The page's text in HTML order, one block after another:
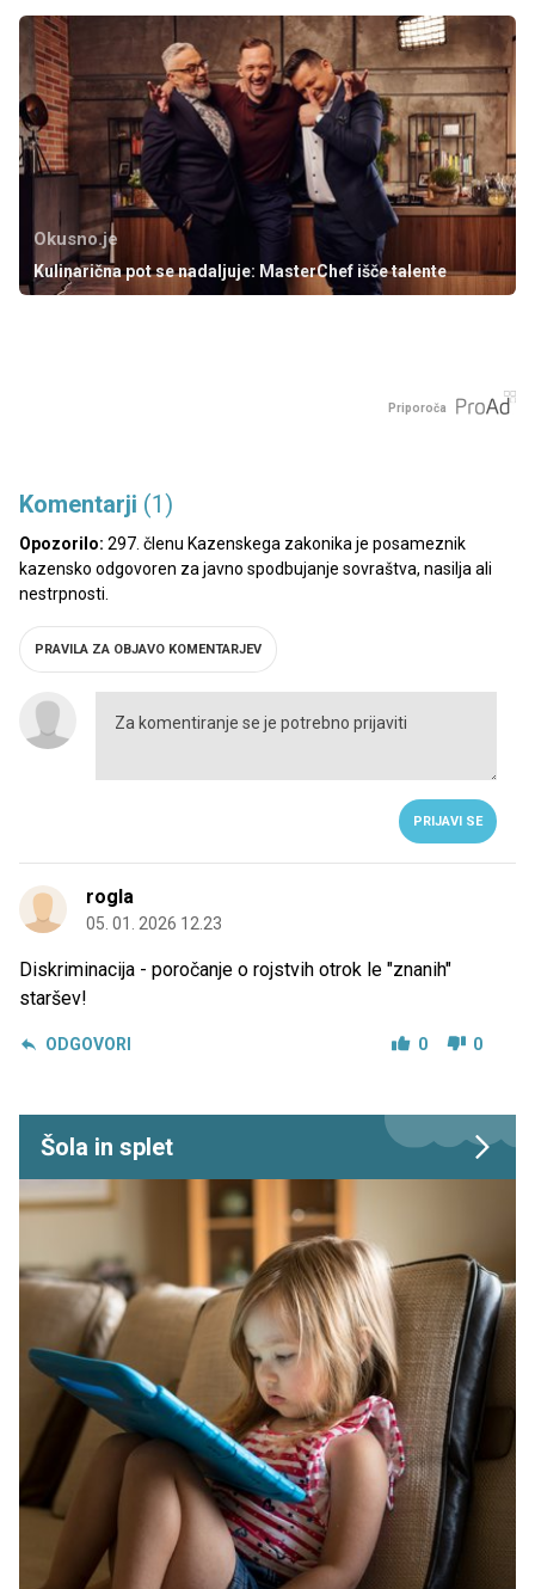
Okusno.je
Kulinarična pot se nadaljuje: MasterChef išče talente
Priporoča
Komentarji (1)
Opozorilo: 297. členu Kazenskega zakonika je posameznik
kazensko odgovoren za javno spodbujanje sovraštva, nasilja ali
nestrpnosti.
PRAVILA ZA OBJAVO KOMENTARJEV
PRIJAVI SE
rogla
05. 01. 2026 12.23
Diskriminacija - poročanje o rojstvih otrok le "znanih"
staršev!
ODGOVORI 0 0
Šola in splet